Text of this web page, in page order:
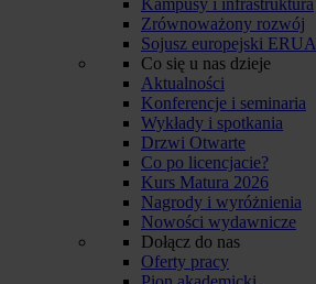
Zrównoważony rozwój
Sojusz europejski ERUA
Co się u nas dzieje
Aktualności
Konferencje i seminaria
Wykłady i spotkania
Drzwi Otwarte
Co po licencjacie?
Kurs Matura 2026
Nagrody i wyróżnienia
Nowości wydawnicze
Dołącz do nas
Oferty pracy